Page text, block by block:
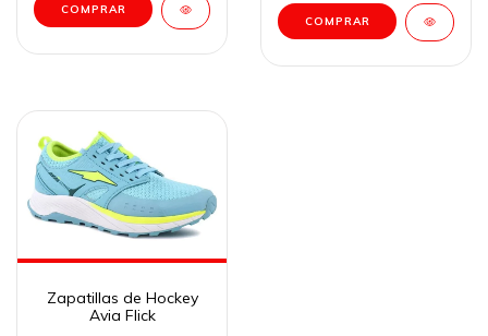
COMPRAR
COMPRAR
Zapatillas de Hockey
Avia Flick